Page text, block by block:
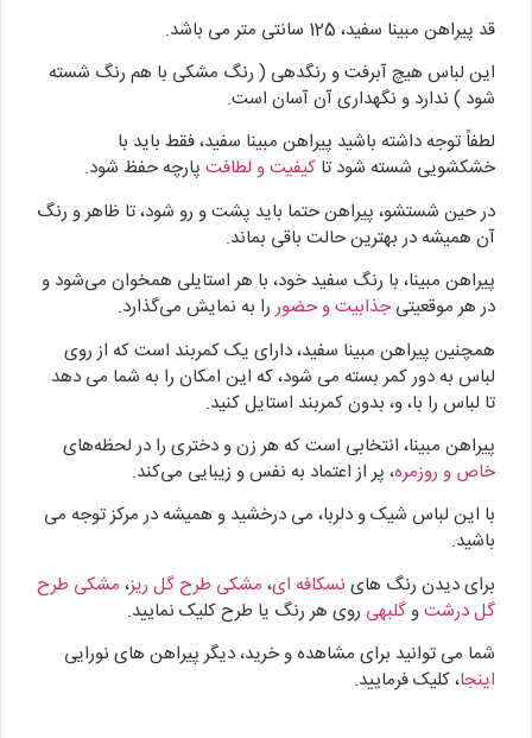
قد پیراهن مبینا سفید، 125 سانتی متر می باشد.
این لباس هیچ آبرفت و رنگدهی ( رنگ مشکی با هم رنگ شسته
شود ) ندارد و نگهداری آن آسان است.
لطفاً توجه داشته باشید پیراهن مبینا سفید، فقط باید با
خشکشویی شسته شود تا کیفیت و لطافت پارچه حفظ شود.
در حین شستشو، پیراهن حتما باید پشت و رو شود، تا ظاهر و رنگ
آن همیشه در بهترین حالت باقی بماند.
پیراهن مبینا، با رنگ سفید خود، با هر استایلی همخوان می‌شود و
در هر موقعیتی جذابیت و حضوررا به نمایش می‌گذارد.
همچنین پیراهن مبینا سفید، دارای یک کمربند است که از روی
لباس به دور کمر بسته می شود، که این امکان را به شما می دهد
تا لباس را با، و، بدون کمربند استایل کنید.
پیراهن مبینا، انتخابی است که هر زن و دختری را در لحظه‌های
خاص و روزمره، پر از اعتماد به نفس و زیبایی می‌کند.
با این لباس شیک و دلربا، می درخشید و همیشه در مرکز توجه می
باشید.
برای دیدن رنگ های نسکافه ای، مشکی طرح گل ریز، مشکی طرح
گل درشتو گلبهی روی هر رنگ یا طرح کلیک نمایید.
شما می توانید برای مشاهده و خرید، دیگر پیراهن های نورایی
اینجا، کلیک فرمایید.